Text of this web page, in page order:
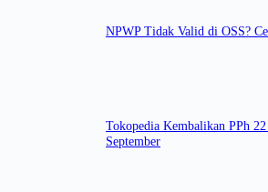
NPWP Tidak Valid di OSS?
Tokopedia Kembalikan PPh
September